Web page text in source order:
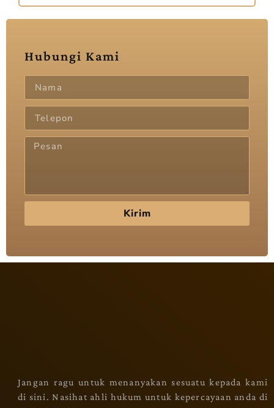
Hubungi Kami
Kirim
Jangan ragu untuk menanyakan sesuatu kepada kami
di sini. Nasihat ahli hukum untuk kepercayaan anda di